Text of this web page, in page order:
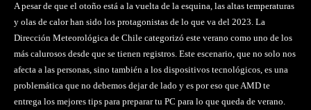
A pesar de que el otoño está a la vuelta de la esquina, las altas temperaturas
y olas de calor han sido los protagonistas de lo que va del 2023. La
Dirección Meteorológica de Chile categorizó este verano como uno de los
más calurosos desde que se tienen registros. Este escenario, que no solo nos
afecta a las personas, sino también a los dispositivos tecnológicos, es una
problemática que no debemos dejar de lado y es por eso que AMD te
entrega los mejores tips para preparar tu PC para lo que queda de verano.